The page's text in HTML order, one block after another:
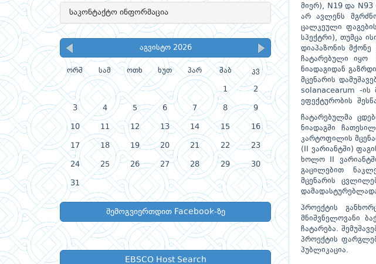
საკონტაქტო ინფორმაცია
აგვისტო 2026
ორშ სამ ოთხ ხუთ პარ შაბ კვ
1 2
3 4 5 6 7 8 9
10 11 12 13 14 15 16
17 18 19 20 21 22 23
24 25 26 27 28 29 30
31
შემოგვიერთდით Facebook-ზე
EBSCO Host Search
მიერ), N19 და N93
არ ავლენს
ცალკეული
სპექტრი), თუმცა
დიაპაზონის
ჩატარებული იყო
ნიადაგიდან
მცენარის
solanacearum -ის
ეფექტურობის
ჩატარებულმა
ნიადაგში
კარტოფილის
(II ვარიანტში)
ხოლო II
გაცილებით
მცენარის
პროექტის
მნიშვნელოვანი
ჩატარება.
პროექტის
პუბლიკაცია.